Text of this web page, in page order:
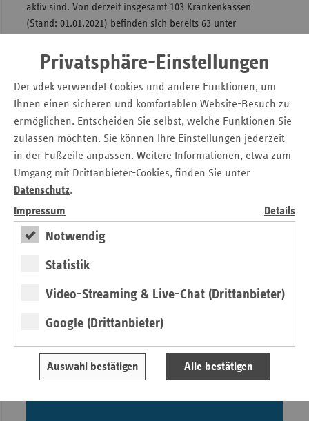
Privatsphäre-Einstellungen
Der vdek verwendet Cookies und andere Funktionen, um
Ihnen einen sicheren und komfortablen Website-Besuch zu
ermöglichen. Entscheiden Sie selbst, welche Funktionen Sie
zulassen möchten. Sie können Ihre Einstellungen jederzeit
in der Fußzeile anpassen. Weitere Informationen, etwa zum
Umgang mit Drittanbieter-Cookies, finden Sie unter
Datenschutz.
Impressum
Details
Notwendig
Statistik
Video-Streaming & Live-Chat (Drittanbieter)
Google (Drittanbieter)
Auswahl bestätigen Alle bestätigen
aktiv sind. Von derzeit insgesamt 103 Krankenkassen
(Stand: 01.01.2021) befinden sich bereits 63 unter
Landesbehörde. Die uneinheitliche Aufsichts- und
Prüfpraxis der jeweiligen Aufsichtsbehörden verzerrt den
Wettbewerb.
…eine Evaluierung aller COVID-19-bedingten
möglich, die zuvor undenkbar erschienen. Beispielhaft
stehen hier die Krankschreibung per Telefon oder die
coronabedingte Substitution ärztlicher Leistungen in
bestimmten Bereichen. Solche Regelungen bieten sich auch
für die Regelversorgung an. Gemeinsam mit allen
Akteur:innen im Gesundheitssystem sollte geprüft werden,
welche weiteren Maßnahmen in die Regelversorgung
übernommen werden können.